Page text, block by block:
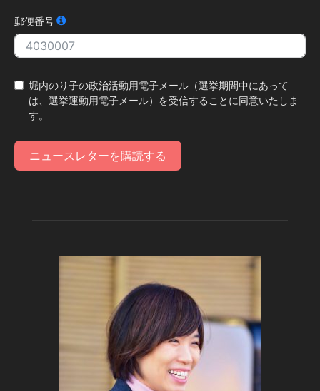
郵便番号
堀内のり子の政治活動用電子メール（選挙期間中にあって
は、選挙運動用電子メール）を受信することに同意いたしま
す。
ニュースレターを購読する